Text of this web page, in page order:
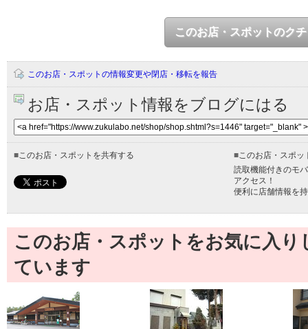
このお店・スポットのク
このお店・スポットの情報変更や閉店・移転を報告
お店・スポット情報をブログにはる
■このお店・スポットを共有する ■このお店・スポッ
読取機能付きのモ
アクセス！
便利に店舗情報を
このお店・スポットをお気に入
ています